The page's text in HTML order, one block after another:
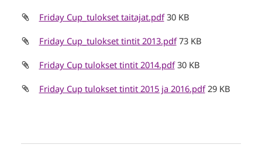
Friday Cup_tulokset taitajat.pdf 30 KB
Friday Cup_tulokset tintit 2013.pdf 73 KB
Friday Cup tulokset tintit 2014.pdf 30 KB
Friday Cup tulokset tintit 2015 ja 2016.pdf 29 KB